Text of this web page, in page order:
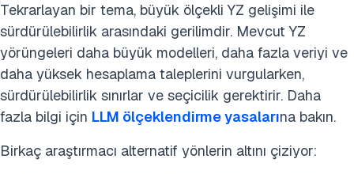
Tekrarlayan bir tema, büyük ölçekli YZ gelişimi ile
sürdürülebilirlik arasındaki gerilimdir. Mevcut YZ
yörüngeleri daha büyük modelleri, daha fazla veriyi ve
daha yüksek hesaplama taleplerini vurgularken,
sürdürülebilirlik sınırlar ve seçicilik gerektirir. Daha
fazla bilgi için LLM ölçeklendirme yasalarına bakın.
Birkaç araştırmacı alternatif yönlerin altını çiziyor: